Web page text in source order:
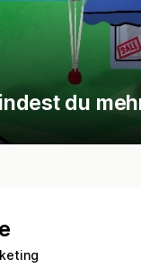
du